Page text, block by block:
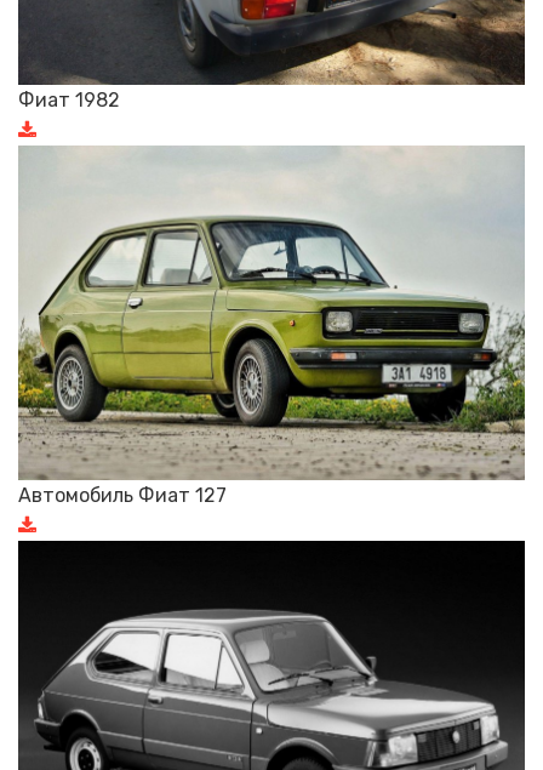
Фиат 1982
Автомобиль Фиат 127